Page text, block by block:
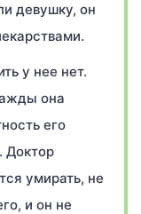
девушку, он
у нее нет.
она
его
Доктор
умирать, не
и он не